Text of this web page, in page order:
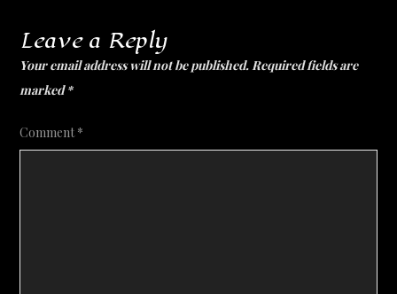
Leave a Reply
Your email address will not be published. Required fields are
marked*
Comment*